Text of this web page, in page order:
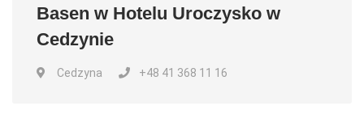
Basen w Hotelu Uroczysko w
Cedzynie
Cedzyna +48 41 368 11 16